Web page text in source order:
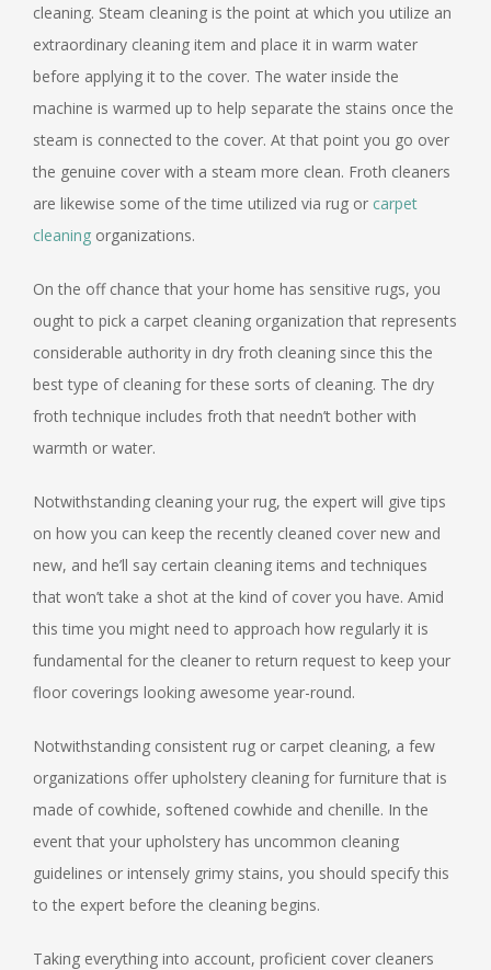
cleaning. Steam cleaning is the point at which you utilize an
extraordinary cleaning item and place it in warm water
before applying it to the cover. The water inside the
machine is warmed up to help separate the stains once the
steam is connected to the cover. At that point you go over
the genuine cover with a steam more clean. Froth cleaners
are likewise some of the time utilized via rug or carpet
cleaning organizations.
On the off chance that your home has sensitive rugs, you
ought to pick a carpet cleaning organization that represents
considerable authority in dry froth cleaning since this the
best type of cleaning for these sorts of cleaning. The dry
froth technique includes froth that needn’t bother with
warmth or water.
Notwithstanding cleaning your rug, the expert will give tips
on how you can keep the recently cleaned cover new and
new, and he’ll say certain cleaning items and techniques
that won’t take a shot at the kind of cover you have. Amid
this time you might need to approach how regularly it is
fundamental for the cleaner to return request to keep your
floor coverings looking awesome year-round.
Notwithstanding consistent rug or carpet cleaning, a few
organizations offer upholstery cleaning for furniture that is
made of cowhide, softened cowhide and chenille. In the
event that your upholstery has uncommon cleaning
guidelines or intensely grimy stains, you should specify this
to the expert before the cleaning begins.
Taking everything into account, proficient cover cleaners